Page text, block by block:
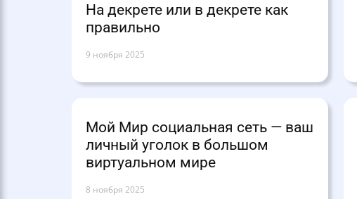
На декрете или в декрете как
правильно
9 ноября 2025
Мой Мир социальная сеть — ваш
личный уголок в большом
виртуальном мире
8 ноября 2025